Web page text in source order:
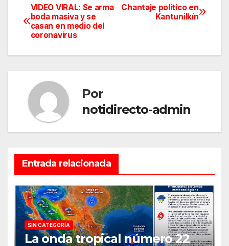
Navegación
de
entradas
Chantaje político en
Kantunilkín
VIDEO VIRAL: Se arma
boda masiva y se
casan en medio del
coronavirus
Por
notidirecto-admin
Entrada relacionada
SIN CATEGORÍA
La onda tropical número 22